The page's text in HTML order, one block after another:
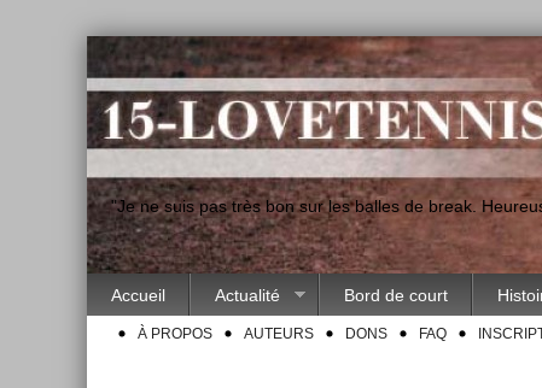
"Je ne suis pas très bon sur les balles de break.
Accueil Actualité Bord de court
À PROPOS AUTEURS DONS FAQ